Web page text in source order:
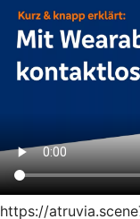
https://